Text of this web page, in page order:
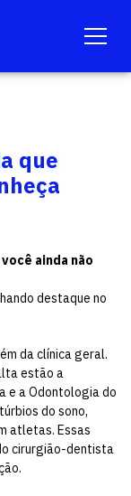
que
ainda não
destaque no
da clínica geral.
estão a
e a Odontologia do
do sono,
atletas. Essas
cirurgião-dentista